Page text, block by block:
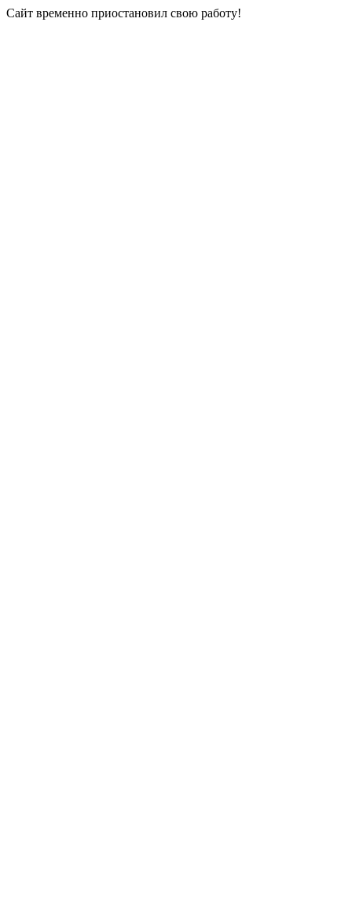
Сайт временно приостановил свою работу!